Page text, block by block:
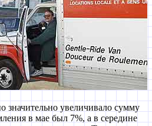
значительно увеличивало сумму
в мае был 7%, а в середине